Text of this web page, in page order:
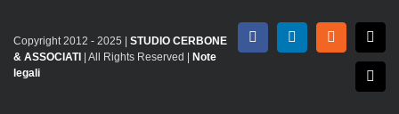
Copyright 2012 - 2025 | STUDIO CERBONE
& ASSOCIATI
| All Rights Reserved |
Note
legali
FacebookLinkedInRss X